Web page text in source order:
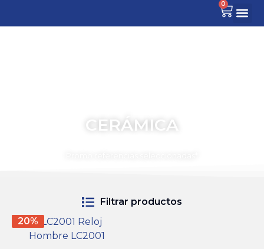
0
CERÁMICA
Filtrar productos
20%